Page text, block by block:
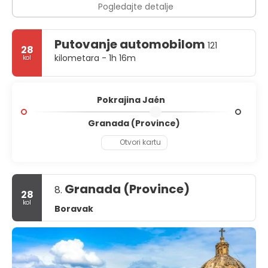
Pogledajte detalje
28
kol
Putovanje automobilom 121
kilometara - 1h 16m
Pokrajina Jaén
Granada (Province)
Otvori kartu
28
kol
8. Granada (Province)
Boravak